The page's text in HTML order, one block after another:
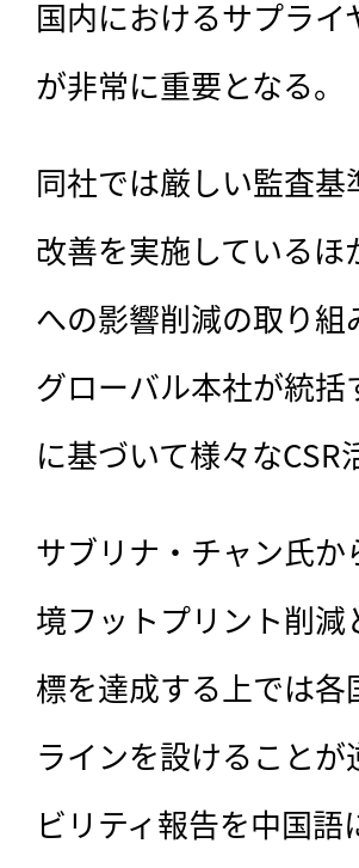
国内におけるサプラ
が非常に重要となる。
同社では厳しい監査
改善を実施している
への影響削減の取り
グローバル本社が統
に基づいて様々な
サブリナ・チャン氏
境フットプリント削
標を達成する上では
ラインを設けること
ビリティ報告を中国